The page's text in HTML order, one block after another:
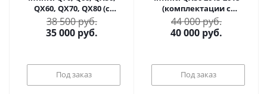
QX60, QX70, QX80 (с
сенсорным экраном
2014+с системой 08IT) на
Android 10 - Radiola RDL-
38 500 руб.
35 000 руб.
Под заказ
(комплектации с
сенсорным экраном) на
Android 10 - Radiola RDL-
Inf-QX
44 000 руб.
40 000 руб.
Под заказ